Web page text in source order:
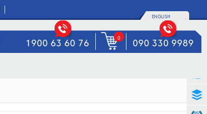
ENGLISH
1900 63 60 76 0 090 330 9989